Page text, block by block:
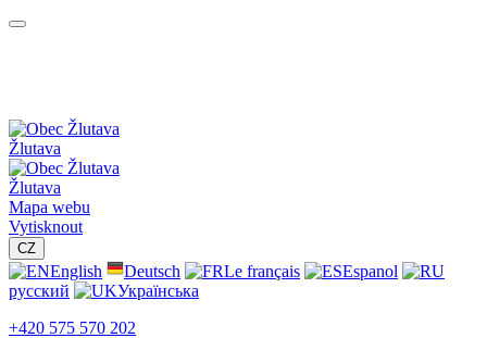
Žlutava
Žlutava
Mapa webu
Vytisknout
CZ
English Deutsch Le français
Espanol
русский
Українська
+420 575 570 202